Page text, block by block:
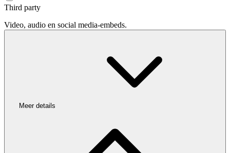
Third party
Video, audio en social media-embeds.
Meer details